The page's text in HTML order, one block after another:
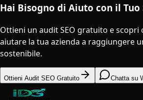
Hai Bisogno di Aiuto con il Tuo
Ottieni un audit SEO gratuito e scopri
aiutare la tua azienda a raggiungere
sostenibile.
Ottieni Audit SEO Gratuito Chatta su